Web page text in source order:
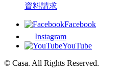
資料請求
Facebook
Instagram
YouTube
© Casa. All Rights Reserved.